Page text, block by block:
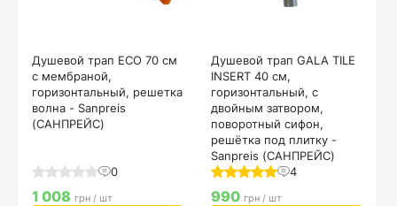
Душевой трап ECO 70 см
с мембраной,
горизонтальный, решетка
волна - Sanpreis
(САНПРЕЙС)
0
1 008 грн / шт
Душевой трап GALA TILE
INSERT 40 см,
горизонтальный, с
двойным затвором,
поворотный сифон,
решётка под плитку -
Sanpreis (САНПРЕЙС)
4
990 грн / шт